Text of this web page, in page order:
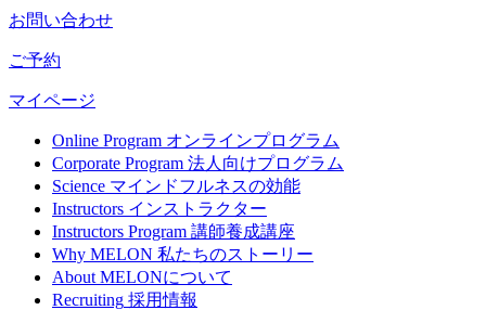
お問い合わせ
ご予約
マイページ
Online Program オンラインプログラム
Corporate Program 法人向けプログラム
Science マインドフルネスの効能
Instructors インストラクター
Instructors Program 講師養成講座
Why MELON 私たちのストーリー
About MELONについて
Recruiting 採用情報